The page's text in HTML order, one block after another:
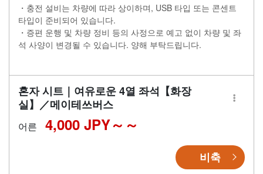
・충전 설비는 차량에 따라 상이하며, USB 타입 또는 콘센트
타입이 준비되어 있습니다.
・증편 운행 및 차량 정비 등의 사정으로 예고 없이 차량 및 좌
석 사양이 변경될 수 있습니다. 양해 부탁드립니다.
혼자 시트｜여유로운 4열 좌석【화장
실】／메이테쓰버스
어른 4,000 JPY～
비축